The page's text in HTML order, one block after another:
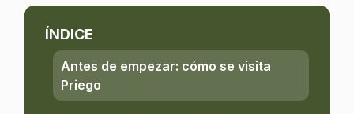
ÍNDICE
Antes de empezar: cómo se visita
Priego